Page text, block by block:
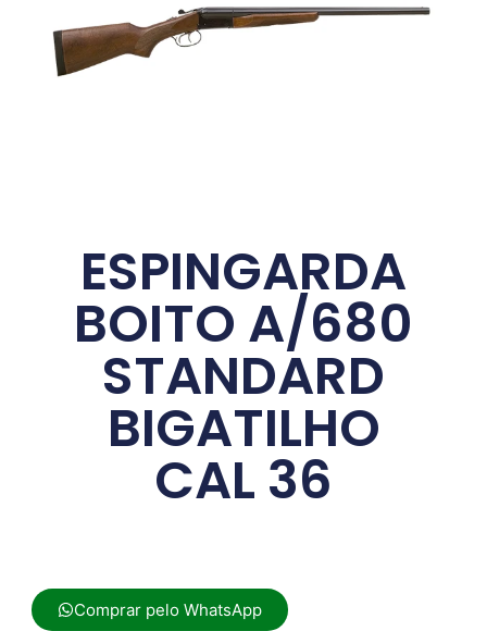
ESPINGARDA
BOITO A/680
STANDARD
BIGATILHO
CAL 36
Comprar pelo WhatsApp